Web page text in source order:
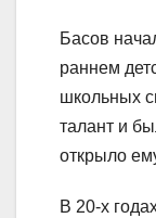
Басов
раннем
школьных
талант и
открыло
В 20-х